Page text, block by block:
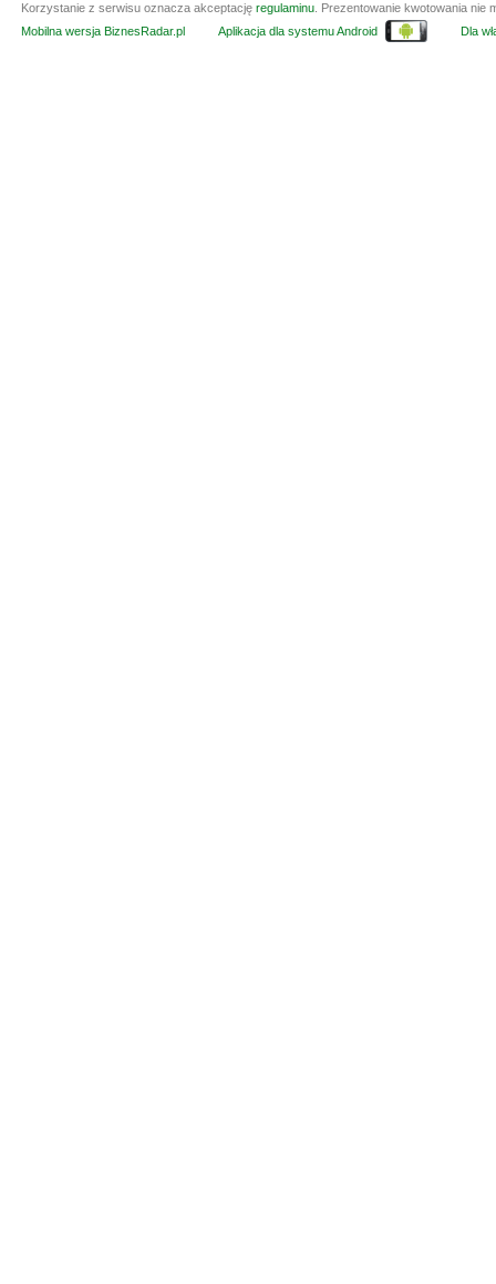
Korzystanie z serwisu oznacza akceptację regulaminu . Prezentowanie kwotowania
Mobilna wersja BiznesRadar.pl
Aplikacja dla systemu Android Dla